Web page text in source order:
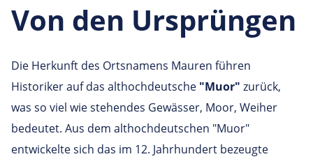
Von den Ursprüngen
Die Herkunft des Ortsnamens Mauren führen
Historiker auf das althochdeutsche "Muor" zurück,
was so viel wie stehendes Gewässer, Moor, Weiher
bedeutet. Aus dem althochdeutschen "Muor"
entwickelte sich das im 12. Jahrhundert bezeugte